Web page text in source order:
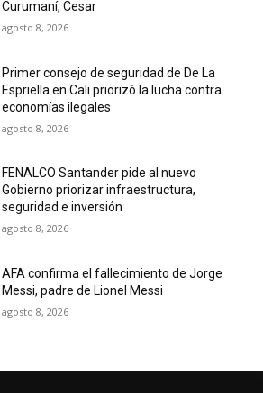
Curumaní, Cesar
agosto 8, 2026
Primer consejo de seguridad de De La
Espriella en Cali priorizó la lucha contra
economías ilegales
agosto 8, 2026
FENALCO Santander pide al nuevo
Gobierno priorizar infraestructura,
seguridad e inversión
agosto 8, 2026
AFA confirma el fallecimiento de Jorge
Messi, padre de Lionel Messi
agosto 8, 2026